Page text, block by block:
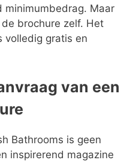
minimumbedrag. Maar
brochure zelf. Het
volledig gratis en
van een
Bathrooms is geen
inspirerend magazine